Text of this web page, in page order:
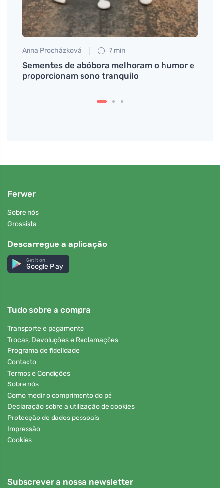
Anna Procházková 7 min
Sementes de abóbora melhoram o humor e
proporcionam sono tranquilo
Ferwer
Sobre nós
Grossista
Descarregue a aplicação
Get it on
Google Play
Tudo sobre a compra
Transporte e pagamento
Trocas, Devoluções e Reclamações
Programa de fidelidade
Contacto
Termos e Condições
Sobre nós
Como medir o comprimento do pé
Declaração sobre a utilização de cookies
Protecção de dados pessoais
Impressão
Cookies
Subscrever a nossa newsletter